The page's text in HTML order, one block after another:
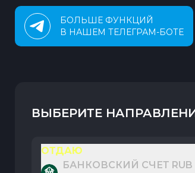
БОЛЬШЕ ФУНКЦИЙ
В НАШЕМ ТЕЛЕГРАМ-БОТЕ
ВЫБЕРИТЕ
ОТДАЮ
БАНКОВСКИЙ СЧЕТ RUB